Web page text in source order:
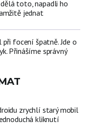
toto, napadli ho
jednat
focení špatně. Jde o
Přinášíme správný
zrychlí starý mobil
kliknutí